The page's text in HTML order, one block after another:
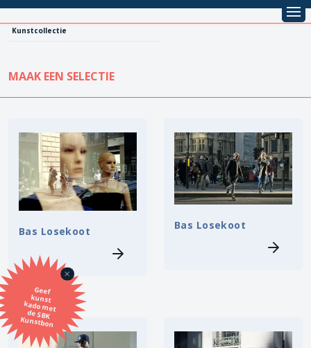
Kunstcollectie
Geef
kunst
kado met
de SBK
Kunstbon
MAAK EEN SELECTIE
KUNSTCOLLECTIE
Alle kunstwerken
Koopprijs
Vestiging
Onderwerp
Techniek
Kunstenaar
Bas Losekoot Bas Losekoot